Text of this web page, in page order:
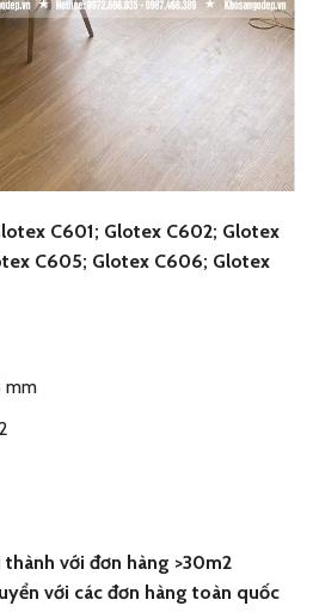
C601; Glotex C602; Glotex
C605; Glotex C606; Glotex
mm
với đơn hàng >30m2
với các đơn hàng toàn quốc